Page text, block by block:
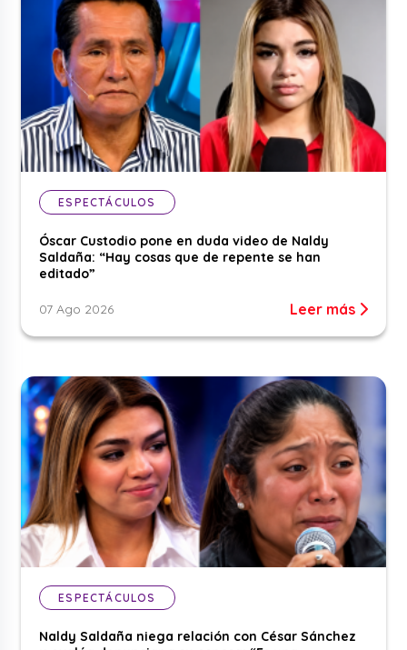
ESPECTÁCULOS
Óscar Custodio pone en duda video de Naldy
Saldaña: “Hay cosas que de repente se han
editado”
07 Ago 2026 Leer más
ESPECTÁCULOS
Naldy Saldaña niega relación con César Sánchez